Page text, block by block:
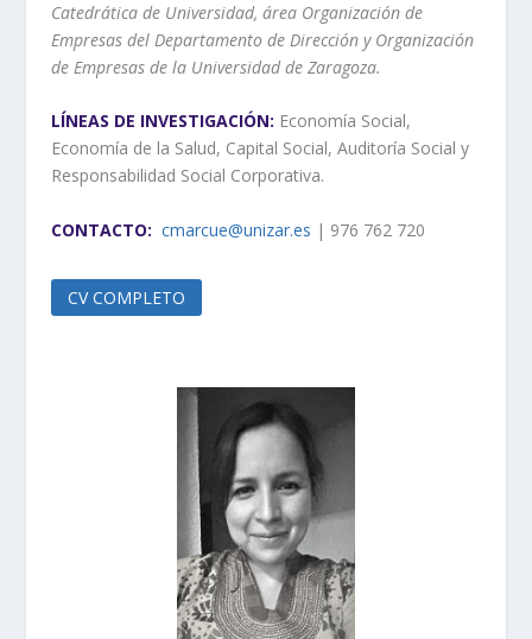
Catedrática de Universidad, área Organización de
Empresas del Departamento de Dirección y Organización
de Empresas de la Universidad de Zaragoza.
LÍNEAS DE INVESTIGACIÓN: Economía Social,
Economía de la Salud, Capital Social, Auditoría Social y
Responsabilidad Social Corporativa.
CONTACTO: cmarcue@unizar.es | 976 762 720
CV COMPLETO